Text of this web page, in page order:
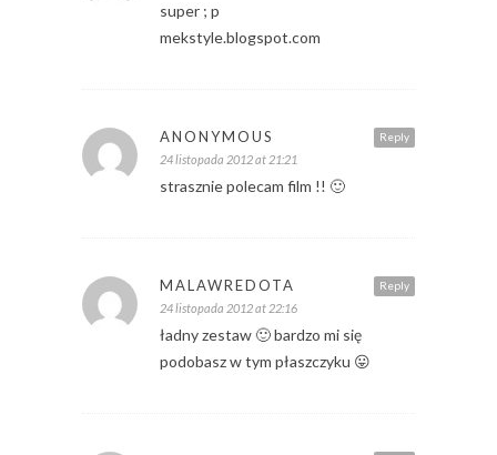
super ; p
mekstyle.blogspot.com
Reply
ANONYMOUS
24 listopada 2012 at 21:21
strasznie polecam film !! 🙂
Reply
MALAWREDOTA
24 listopada 2012 at 22:16
ładny zestaw 🙂 bardzo mi się
podobasz w tym płaszczyku 😛